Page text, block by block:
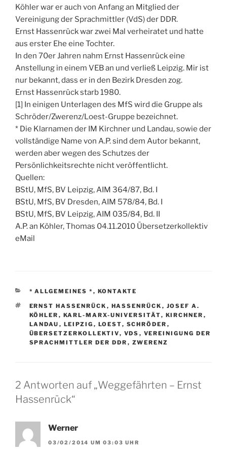
Köhler war er auch von Anfang an Mitglied der
Vereinigung der Sprachmittler (VdS) der DDR.
Ernst Hassenrück war zwei Mal verheiratet und hatte
aus erster Ehe eine Tochter.
In den 70er Jahren nahm Ernst Hassenrück eine
Anstellung in einem VEB an und verließ Leipzig. Mir ist
nur bekannt, dass er in den Bezirk Dresden zog.
Ernst Hassenrück starb 1980.
[1] In einigen Unterlagen des MfS wird die Gruppe als
Schröder/Zwerenz/Loest-Gruppe bezeichnet.
* Die Klarnamen der IM Kirchner und Landau, sowie der
vollständige Name von A.P. sind dem Autor bekannt,
werden aber wegen des Schutzes der
Persönlichkeitsrechte nicht veröffentlicht.
Quellen:
BStU, MfS, BV Leipzig, AIM 364/87, Bd. I
BStU, MfS, BV Dresden, AIM 578/84, Bd. I
BStU, MfS, BV Leipzig, AIM 035/84, Bd. II
A.P. an Köhler, Thomas 04.11.2010 Übersetzerkollektiv
eMail
KATEGORIEN
* ALLGEMEINES * , KONTAKTE
SCHLAGWÖRTER
ERNST HASSENRÜCK , HASSENRÜCK , JOSEF A.
KÖHLER , KARL-MARX-UNIVERSITÄT, KIRCHNER ,
LANDAU , LEIPZIG , LOEST, SCHRÖDER ,
ÜBERSETZERKOLLEKTIV, VDS , VEREINIGUNG DER
SPRACHMITTLER DER DDR , ZWERENZ
2 Antworten auf „Weggefährten – Ernst
Hassenrück“
Werner
03/02/2014 UM 03:03 UHR